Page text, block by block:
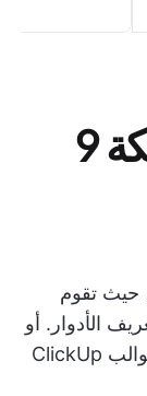
16 نموذجًا مجانيًا لشبكة 9
حيث تقوم
الأدوار. أو
يمكنك تخطي مرحلة الإعداد واستخدام قوالب ClickUp